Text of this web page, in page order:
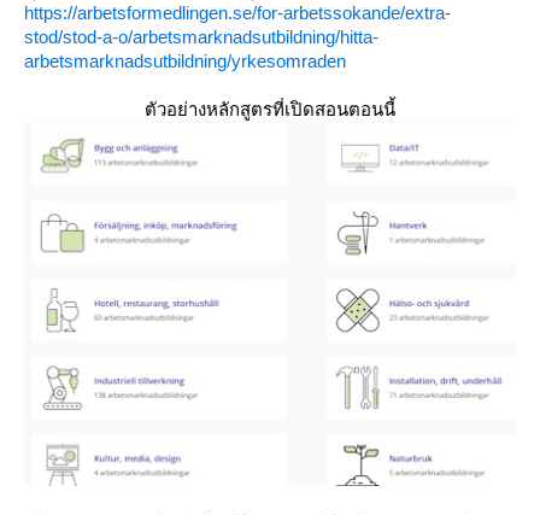
https://arbetsformedlingen.se/for-arbetssokande/extra-
stod/stod-a-o/arbetsmarknadsutbildning/hitta-
arbetsmarknadsutbildning/yrkesomraden
ตัวอย่างหลักสูตรที่เปิดสอนตอนนี้